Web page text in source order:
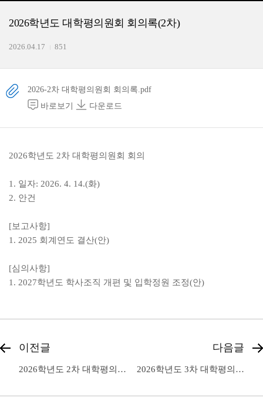
2026학년도 대학평의원회 회의록(2차)
2026.04.17 851
2026-2차 대학평의원회 회의록.pdf
바로보기
다운로드
2026학년도 2차 대학평의원회 회의
1. 일자: 2026. 4. 14.(화)
2. 안건
[보고사항]
1. 2025 회계연도 결산(안)
[심의사항]
1. 2027학년도 학사조직 개편 및 입학정원 조정(안)
이전글
2026학년도 2차 대학평의원회 회의 개최
다음글
2026학년도 3차 대학평의원회 회의 개최